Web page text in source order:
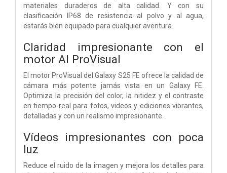
materiales duraderos de alta calidad. Y con su
clasificación IP68 de resistencia al polvo y al agua,
estarás bien equipado para cualquier aventura.
Claridad impresionante con el
motor AI ProVisual
El motor ProVisual del Galaxy S25 FE ofrece la calidad de
cámara más potente jamás vista en un Galaxy FE.
Optimiza la precisión del color, la nitidez y el contraste
en tiempo real para fotos, videos y ediciones vibrantes,
detalladas y con un realismo impresionante.
Vídeos impresionantes con poca
luz
Reduce el ruido de la imagen y mejora los detalles para